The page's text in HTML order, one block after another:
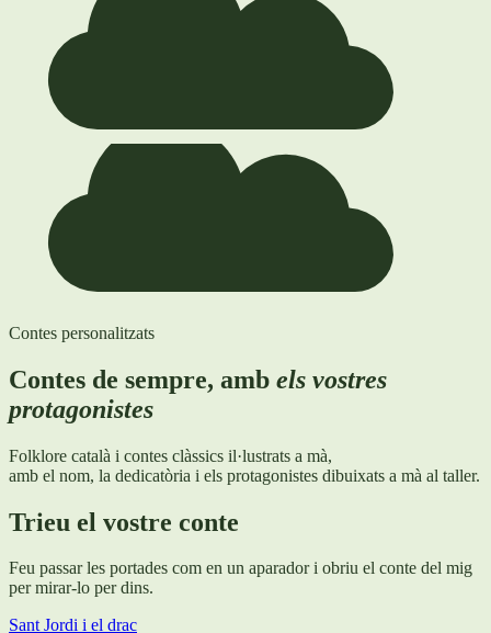
Contes personalitzats
Contes de sempre, amb els vostres
protagonistes
Folklore català i contes clàssics il·lustrats a mà,
amb el nom, la dedicatòria i els protagonistes dibuixats a mà al taller.
Trieu el vostre conte
Feu passar les portades com en un aparador i obriu el conte del mig
per mirar-lo per dins.
Sant Jordi i el drac